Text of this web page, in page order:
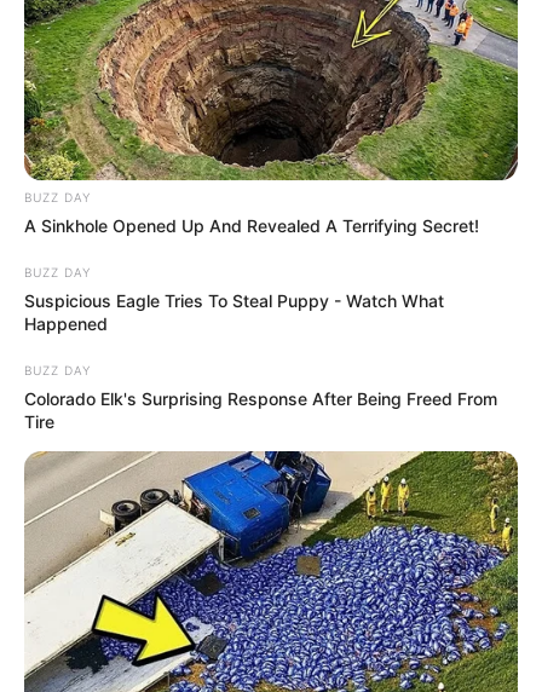
BUZZ DAY
A Sinkhole Opened Up And Revealed A Terrifying Secret!
BUZZ DAY
Suspicious Eagle Tries To Steal Puppy - Watch What
Happened
BUZZ DAY
Colorado Elk's Surprising Response After Being Freed From
Tire